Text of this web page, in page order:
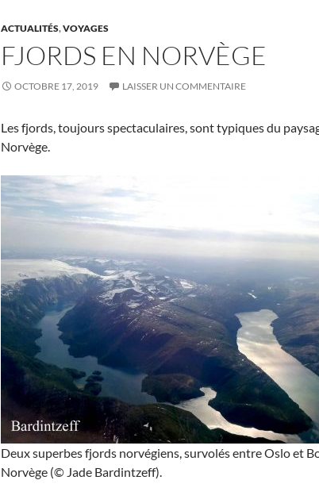
ACTUALITÉS,VOYAGES
FJORDS EN NORVÈGE
OCTOBRE 17, 2019 LAISSER UN COMMENTAIRE
Les fjords, toujours spectaculaires, sont typiques du
Norvège.
Deux superbes fjords norvégiens, survolés entre Oslo et
Norvège (© Jade Bardintzeff).